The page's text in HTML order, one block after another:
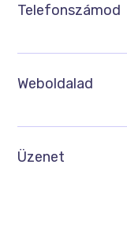
Telefonszámod
Weboldalad
Üzenet